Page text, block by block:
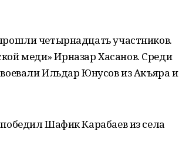
четырнадцать участников.
меди» Ирназар Хасанов. Среди
Ильдар Юнусов из Акъяра и
Шафик Карабаев из села